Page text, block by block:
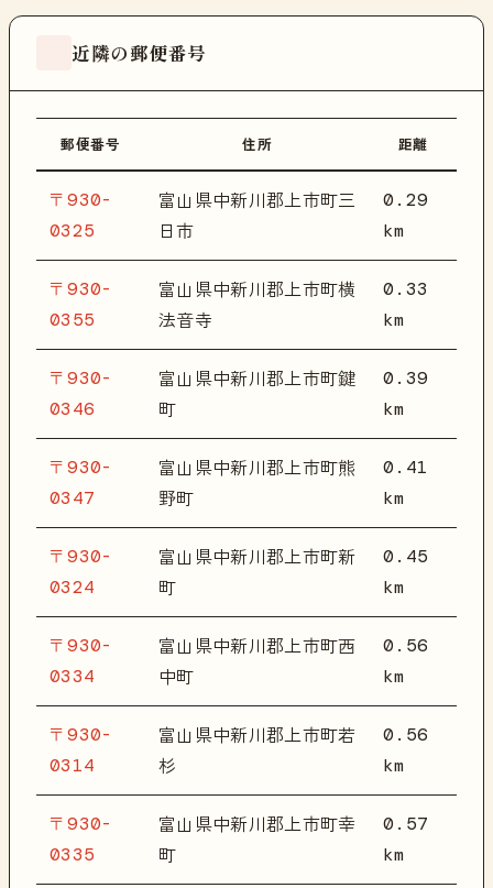
近隣の郵便番号
郵便番号 住所 距離
〒930-
0325
富山県中新川郡上市町三
日市
0.29
km
〒930-
0355
富山県中新川郡上市町横
法音寺
0.33
km
〒930-
0346
富山県中新川郡上市町鍵
町
0.39
km
〒930-
0347
富山県中新川郡上市町熊
野町
0.41
km
〒930-
0324
富山県中新川郡上市町新
町
0.45
km
〒930-
0334
富山県中新川郡上市町西
中町
0.56
km
〒930-
0314
富山県中新川郡上市町若
杉
0.56
km
〒930-
0335
富山県中新川郡上市町幸
町
0.57
km